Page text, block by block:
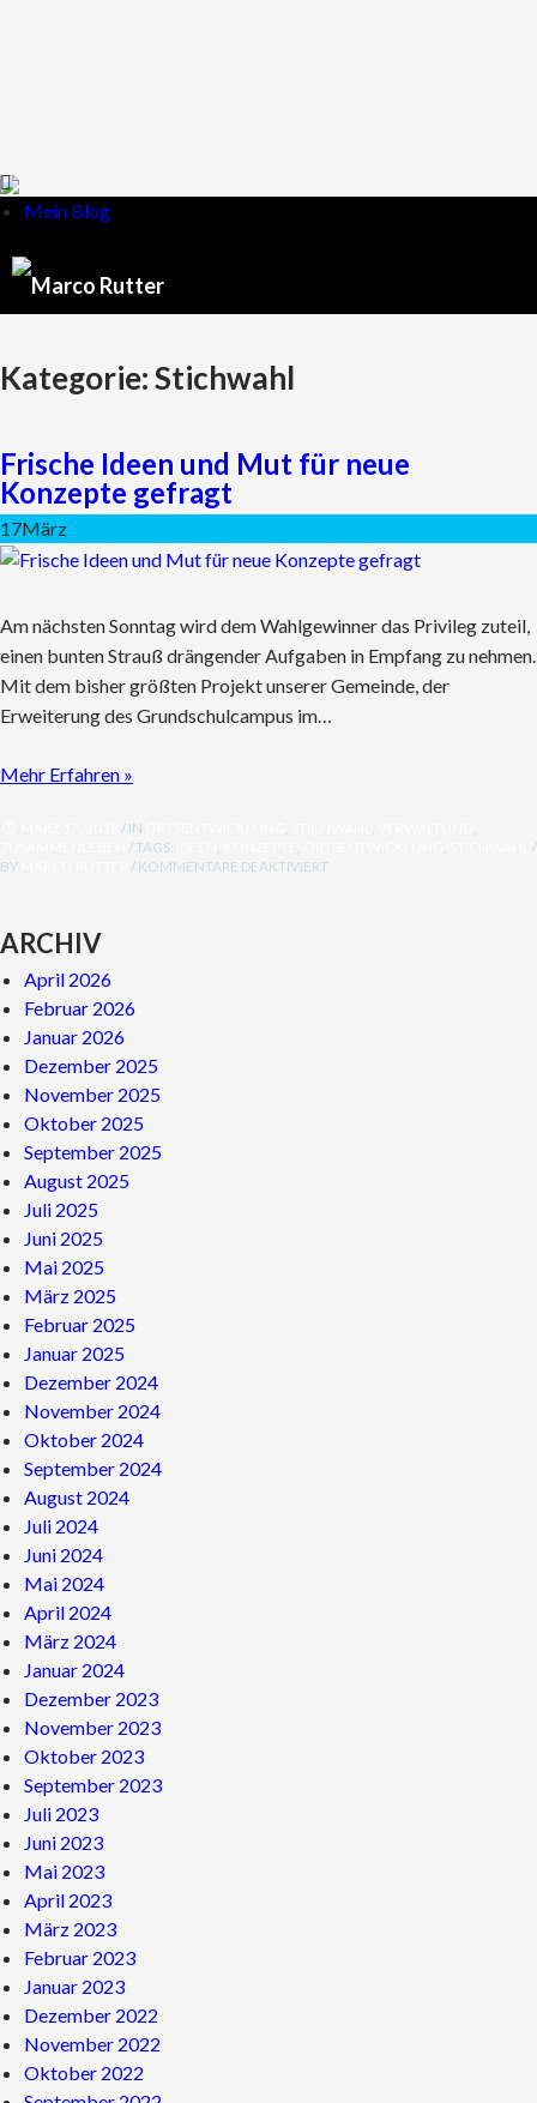
Mein Blog
Kategorie:Stichwahl
Frische Ideen und Mut für neue
Konzepte gefragt
17März
Am nächsten Sonntag wird dem Wahlgewinner das Privileg zuteil,
einen bunten Strauß drängender Aufgaben in Empfang zu nehmen.
Mit dem bisher größten Projekt unserer Gemeinde, der
Erweiterung des Grundschulcampus im…
Mehr Erfahren »
/ IN , ,
,
/ TAGS: , , ,
/
BY
/ KOMMENTARE DEAKTIVIERTFÜR
ARCHIV
April 2026
Februar 2026
Januar 2026
Dezember 2025
November 2025
Oktober 2025
September 2025
August 2025
Juli 2025
Juni 2025
Mai 2025
März 2025
Februar 2025
Januar 2025
Dezember 2024
November 2024
Oktober 2024
September 2024
August 2024
Juli 2024
Juni 2024
Mai 2024
April 2024
März 2024
Januar 2024
Dezember 2023
November 2023
Oktober 2023
September 2023
Juli 2023
Juni 2023
Mai 2023
April 2023
März 2023
Februar 2023
Januar 2023
Dezember 2022
November 2022
Oktober 2022